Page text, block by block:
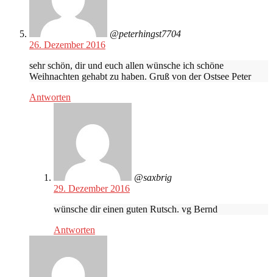
@peterhingst7704
26. Dezember 2016
sehr schön, dir und euch allen wünsche ich schöne
Weihnachten gehabt zu haben. Gruß von der Ostsee Peter
Antworten
@saxbrig
29. Dezember 2016
wünsche dir einen guten Rutsch. vg Bernd
Antworten